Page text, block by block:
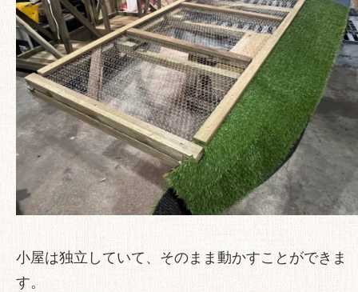
小屋は独立していて、そのまま動かすことができま
す。